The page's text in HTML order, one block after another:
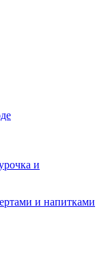
и
и напитками